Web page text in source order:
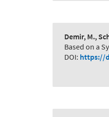
Demir, M.,
Based on a
DOI: https://